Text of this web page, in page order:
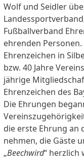
Wolf und Seidler
Fußballverband
ehrenden
Ehrenzeichen in
bzw. 40 Jahre
jährige
Ehrenzeichen des
Die Ehrungen
die erste Ehrung an
nehmen, die Gäste
„Beechwird“ herzlich